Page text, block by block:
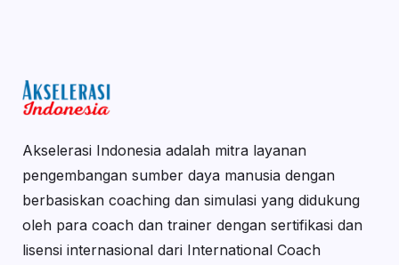
Akselerasi Indonesia adalah mitra layanan
pengembangan sumber daya manusia dengan
berbasiskan coaching dan simulasi yang didukung
oleh para coach dan trainer dengan sertifikasi dan
lisensi internasional dari International Coach